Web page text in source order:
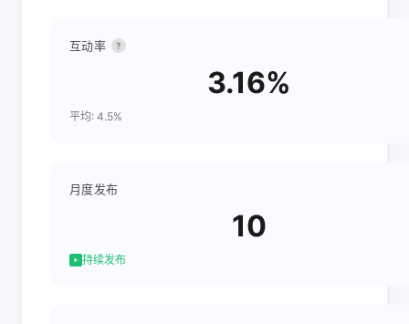
互动率 ?
3.16%
平均: 4.5%
月度发布
10
持续发布